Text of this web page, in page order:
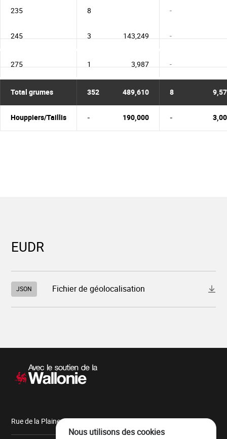
235 8 -
245 3 -
143,249
275 1 -
3,987
Total grumes 352 489,610 8
Houppiers/Taillis - 190,000 -
EUDR
Télécharger
le
"913_2026_3383_1_411.json"
JSON Fichier de géolocalisation
Navigation
Rue de la Plaine, 9 6900 Marche-en-Famenne
Nous utilisons des cookies